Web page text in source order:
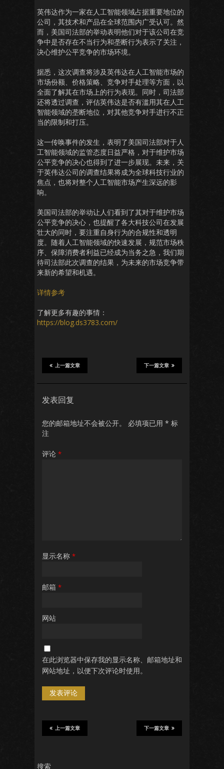
英伟达作为一家在人工智能领域占据重要地位的
公司，其技术和产品在全球范围内广受认可。然
而，美国司法部的举动表明他们对于该公司在竞
争中是否存在不当行为和垄断行为表示了关注，
决心维护公平竞争的市场环境。
据悉，这次调查将涉及英伟达在人工智能市场的
市场份额、价格策略、竞争对手处理等方面，以
全面了解其在市场上的行为表现。同时，司法部
还将透过调查，评估英伟达是否有滥用其在人工
智能领域的垄断地位，对其他竞争对手进行不正
当的限制和打压。
这一传唤事件的发生，表明了美国司法部对于人
工智能领域的监管态度日益严格，对于维护市场
公平竞争的决心也得到了进一步展现。未来，关
于英伟达公司的调查结果将成为全球科技行业的
焦点，也将对整个人工智能市场产生深远的影
响。
美国司法部的举动让人们看到了其对于维护市场
公平竞争的决心，也提醒了各大科技公司在发展
壮大的同时，要注重自身行为的合规性和透明
度。随着人工智能领域的快速发展，规范市场秩
序、保障消费者利益已经成为当务之急，我们期
待司法部此次调查的结果，为未来的市场竞争带
来新的希望和机遇。
详情参考
了解更多有趣的事情：
https://blog.ds3783.com/
下一篇文章
上一篇文章
发表回复
您的邮箱地址不会被公开。 必填项已用 * 标
注
评论 *
显示名称 *
邮箱 *
网站
在此浏览器中保存我的显示名称、邮箱地址和
网站地址，以便下次评论时使用。
下一篇文章
上一篇文章
搜索